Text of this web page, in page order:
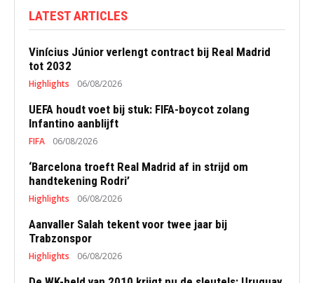
LATEST ARTICLES
Vinícius Júnior verlengt contract bij Real Madrid
tot 2032
Highlights 06/08/2026
UEFA houdt voet bij stuk: FIFA-boycot zolang
Infantino aanblijft
FIFA 06/08/2026
‘Barcelona troeft Real Madrid af in strijd om
handtekening Rodri’
Highlights 06/08/2026
Aanvaller Salah tekent voor twee jaar bij
Trabzonspor
Highlights 06/08/2026